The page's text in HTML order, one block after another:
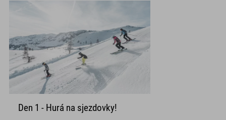
Den 1 - Hurá na sjezdovky!